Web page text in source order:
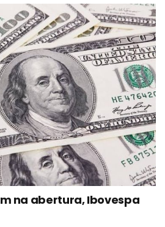
na abertura, Ibovespa